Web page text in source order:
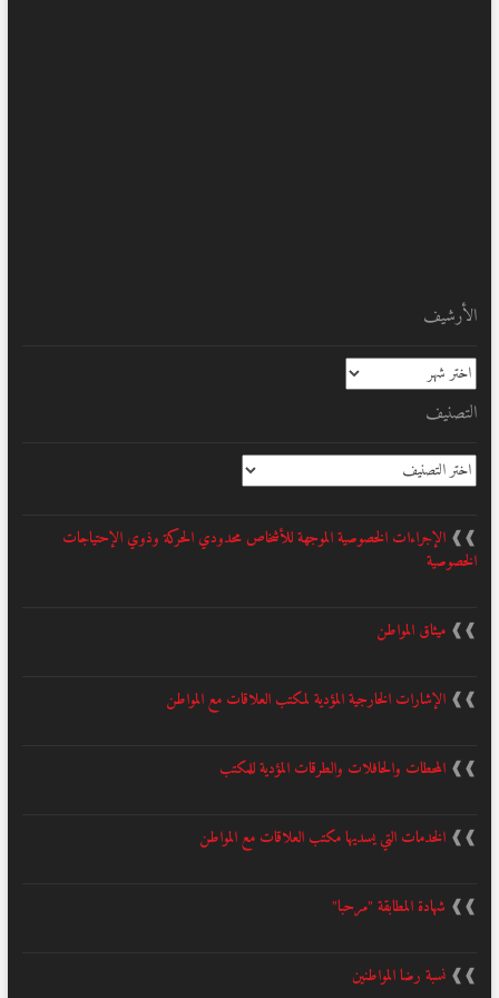
الأرشيف
الأرشيف
التصنيف
التصنيف
❱❱ الإجراءات الخصوصية الموجهة للأشخاص محدودي الحركة وذوي الإحتياجات
الخصوصية
❱❱ ميثاق المواطن
❱❱ الإشارات الخارجية المؤدية لمكتب العلاقات مع المواطن
❱❱ المحطات والحافلات والطرقات المؤدية للمكتب
❱❱ الخدمات التي يسديها مكتب العلاقات مع المواطن
❱❱ شهادة المطابقة "مرحبا"
❱❱ نسبة رضا المواطنين